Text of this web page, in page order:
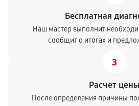
Бесплатная
Наш мастер выполнит
сообщит о итогах и
3
Расчет цены
После определения причины